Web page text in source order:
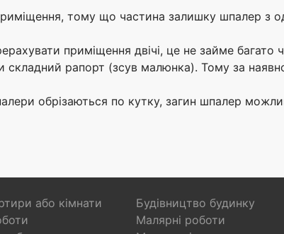
тому що частина залишку шпалер з
приміщення двічі, це не займе багато
рапорт (зсув малюнка). Тому за
обрізаються по кутку, загин шпалер
або кімнати
Будівництво будинку
Малярні роботи